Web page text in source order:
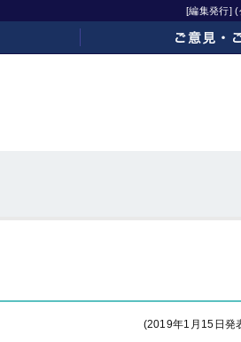
[編集発行] (
ご意見・ご感想
(2019年1月15日発